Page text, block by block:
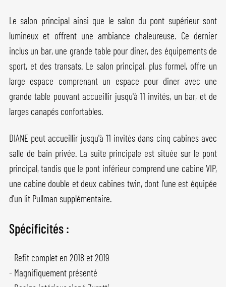
Le salon principal ainsi que le salon du pont supérieur sont
lumineux et offrent une ambiance chaleureuse. Ce dernier
inclus un bar, une grande table pour diner, des équipements de
sport, et des transats. Le salon principal, plus formel, offre un
large espace comprenant un espace pour diner avec une
grande table pouvant accueillir jusqu'à 11 invités, un bar, et de
larges canapés confortables.
DIANE peut accueillir jusqu'à 11 invités dans cinq cabines avec
salle de bain privée. La suite principale est située sur le pont
principal, tandis que le pont inférieur comprend une cabine VIP,
une cabine double et deux cabines twin, dont l'une est équipée
d'un lit Pullman supplémentaire.
Spécificités :
- Refit complet en 2018 et 2019
- Magnifiquement présenté